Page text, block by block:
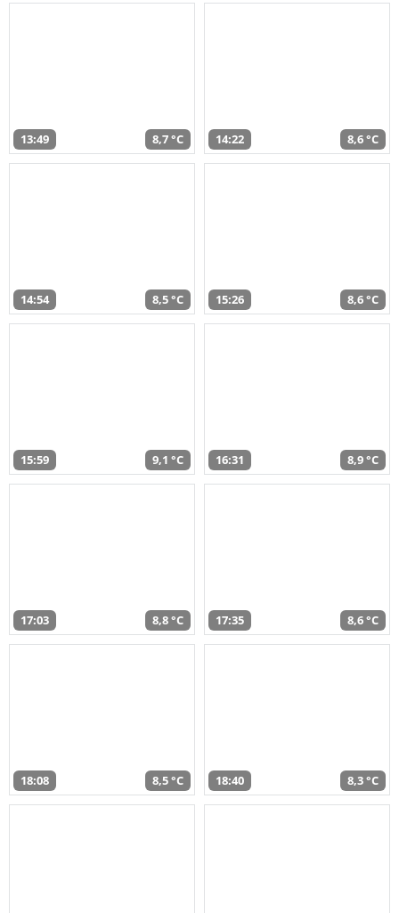
13:49 8,7 °C 14:22 8,6 °C
14:54 8,5 °C 15:26 8,6 °C
15:59 9,1 °C 16:31 8,9 °C
17:03 8,8 °C 17:35 8,6 °C
18:08 8,5 °C 18:40 8,3 °C